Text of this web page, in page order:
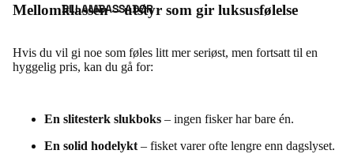
BLI AMBASSADØR
Mellomklassen – utstyr som gir luksusfølelse
Hvis du vil gi noe som føles litt mer seriøst, men fortsatt til en
hyggelig pris, kan du gå for:
En slitesterk slukboks – ingen fisker har bare én.
En solid hodelykt – fisket varer ofte lengre enn dagslyset.